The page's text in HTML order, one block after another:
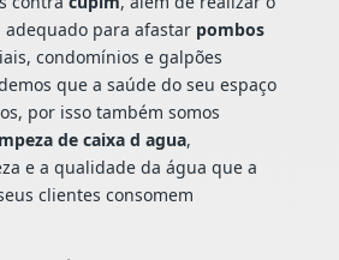
para afastar pombos
condomínios e galpões
que a saúde do seu espaço
por isso também somos
de caixa d agua,
e a qualidade da água que a
clientes consomem